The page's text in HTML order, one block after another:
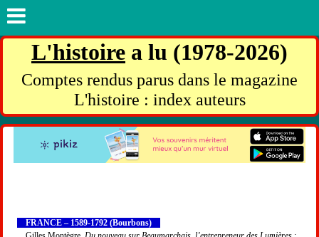
L'histoire a lu (1978-2026)
Comptes rendus parus dans le magazine
L'histoire : index auteurs
FRANCE – 1589-1792 (Bourbons)